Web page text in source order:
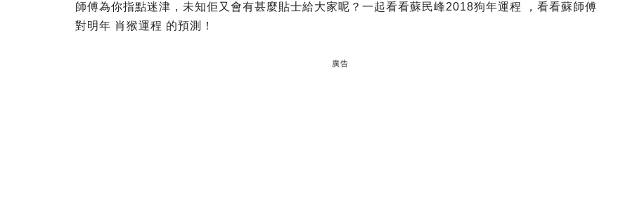
師傅為你指點迷津，未知佢又會有甚麼貼士給大家呢？一起看看蘇民峰2018狗年運程 ，看看蘇師傅
對明年 肖猴運程 的預測！
廣告